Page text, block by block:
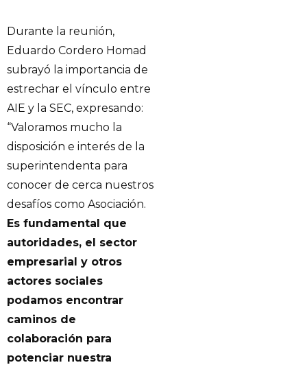
Durante la reunión,
Eduardo Cordero Homad
subrayó la importancia de
estrechar el vínculo entre
AIE y la SEC, expresando:
“Valoramos mucho la
disposición e interés de la
superintendenta para
conocer de cerca nuestros
desafíos como Asociación.
Es fundamental que
autoridades, el sector
empresarial y otros
actores sociales
podamos encontrar
caminos de
colaboración para
potenciar nuestra